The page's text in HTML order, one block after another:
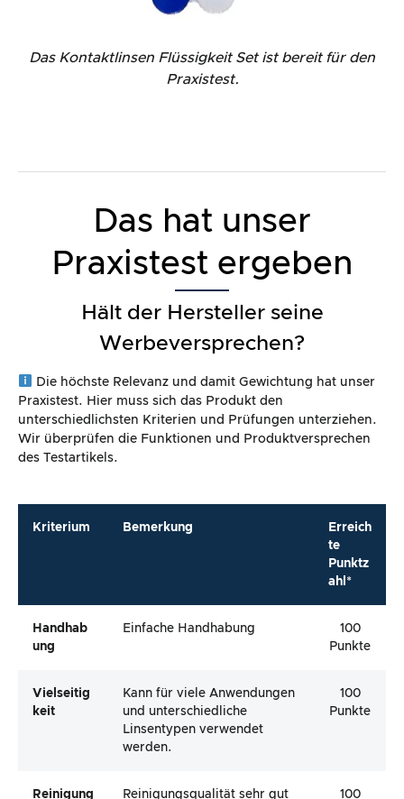
Das Kontaktlinsen Flüssigkeit Set ist bereit für den
Praxistest.
Das hat unser
Praxistest ergeben
Hält der Hersteller seine
Werbeversprechen?
Die höchste Relevanz und damit Gewichtung hat unser
Praxistest. Hier muss sich das Produkt den
unterschiedlichsten Kriterien und Prüfungen unterziehen.
Wir überprüfen die Funktionen und Produktversprechen
des Testartikels.
Kriterium Bemerkung
Erreich
te
Punktz
ahl*
Handhab
Ung
Einfache Handhabung
100
Punkte
Vielseitig
Keit
Kann für viele Anwendungen
und unterschiedliche
Linsentypen verwendet
werden.
100
Punkte
Reinigung Reinigungsqualität sehr gut 100